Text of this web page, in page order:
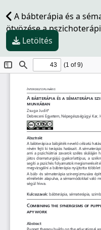
A bábterápia és a
ötvözése a
Letöltés